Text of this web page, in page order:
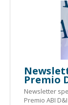
Premio
Newsletter
Premio ABI